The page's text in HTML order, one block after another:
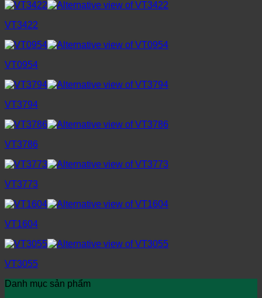
VT3422
VT0954
VT3794
VT3786
VT3773
VT1604
VT3055
Danh mục sản phẩm